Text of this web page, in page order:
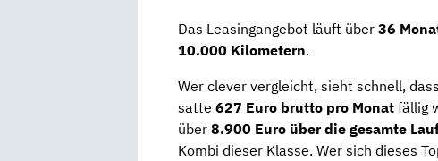
Das Leasingangebot läuft über 36
10.000 Kilometern.
Wer clever vergleicht, sieht schnell,
satte 627 Euro brutto pro Monat fällig
über 8.900 Euro über die gesamte
Kombi dieser Klasse. Wer sich dieses